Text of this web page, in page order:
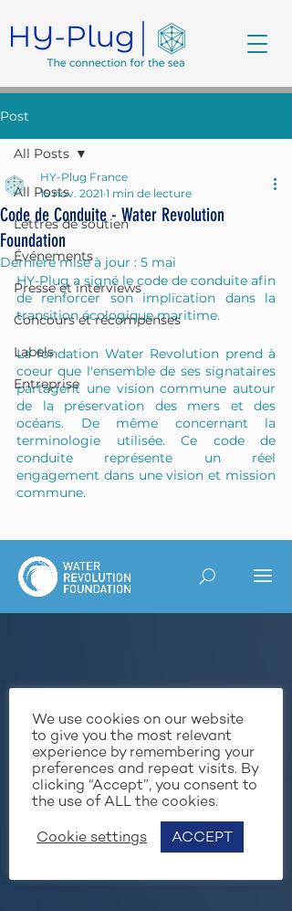
Post
All Posts
Lettres de soutien
Événements
Presse et interviews
Concours et récompenses
Labels
Entreprise
All Posts
Code de Conduite - Water Revolution
Foundation
HY-Plug France
15 nov. 2021 1 min de lecture
Dernière mise à jour : 5 mai
HY-Plug a signé le code de conduite afin
de renforcer son implication dans la
transition écologique maritime.
La fondation Water Revolution prend à
coeur que l'ensemble de ses signataires
partagent une vision commune autour
de la préservation des mers et des
océans. De même concernant la
terminologie utilisée. Ce code de
conduite représente un réel
engagement dans une vision et mission
commune.